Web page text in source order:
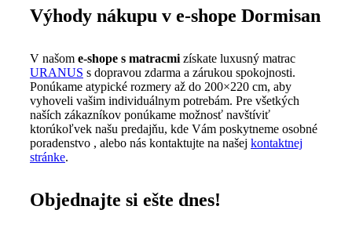
Výhody nákupu v e-shope Dormisan
V našom e-shope s matracmi získate luxusný matrac
URANUS s dopravou zdarma a zárukou spokojnosti.
Ponúkame atypické rozmery až do 200×220 cm, aby
vyhoveli vašim individuálnym potrebám. Pre všetkých
naších zákazníkov ponúkame možnosť navštíviť
ktorúkoľvek našu predajňu, kde Vám poskytneme osobné
poradenstvo , alebo nás kontaktujte na našej kontaktnej
stránke.
Objednajte si ešte dnes!